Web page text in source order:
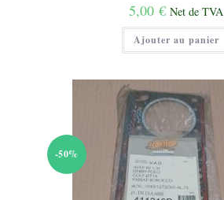
5,00 € Net de TVA
Ajouter au panier
-50%